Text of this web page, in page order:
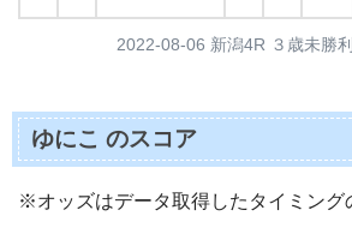
2022-08-06 新潟4R ３歳未勝
ゆにこ のスコア
※オッズはデータ取得したタイミング